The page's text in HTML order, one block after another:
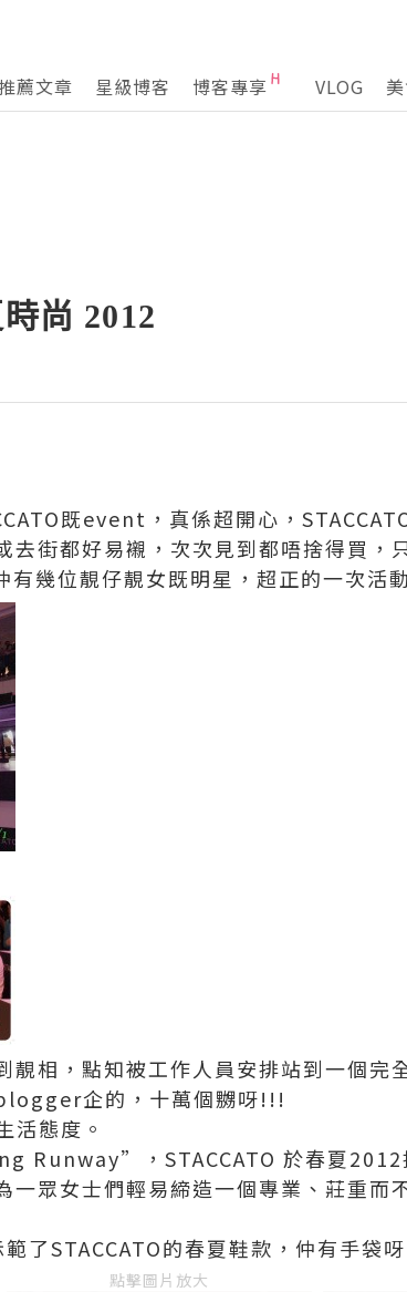
薦文章 星級博客 博客專享 VLOG
尚 2012
既event，真係超開心，
去街都好易襯，次次見到都唔捨得買，
幾位靚仔靚女既明星，超正的一次活
靚相，點知被工作人員安排站到一個完
企的，十萬個嬲呀!!!
活態度。
Runway”，STACCATO 於春夏2012
一眾女士們輕易締造一個專業、莊重而
了STACCATO的春夏鞋款，仲有手袋
點擊圖片放大